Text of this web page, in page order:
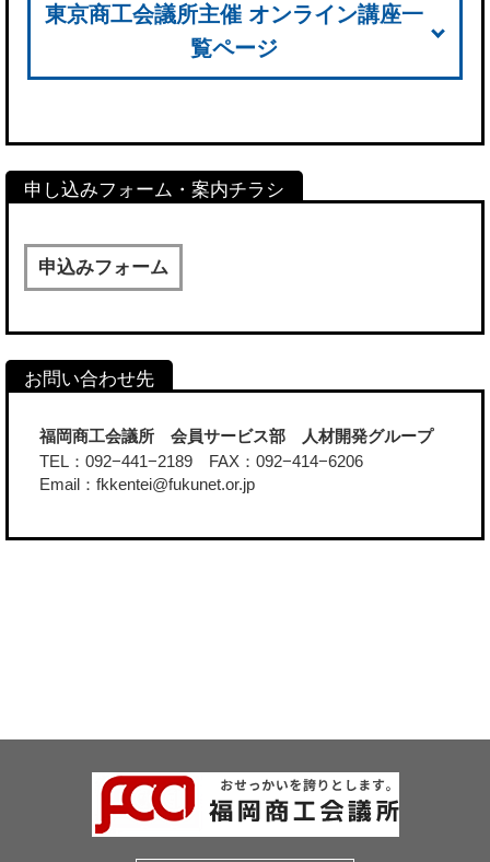
東京商工会議所主催 オンライン講座一
覧ページ
申込みフォーム
福岡商工会議所 会員サービス部 人材開発グループ
TEL：092−441−2189 FAX：092−414−6206
Email：fkkentei@fukunet.or.jp